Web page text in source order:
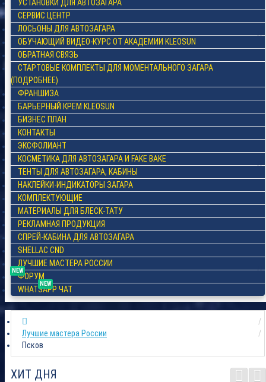
УСТАНОВКИ ДЛЯ АВТОЗАГАРА
СЕРВИС ЦЕНТР
ЛОСЬОНЫ ДЛЯ АВТОЗАГАРА
ОБУЧАЮЩИЙ ВИДЕО-КУРС ОТ АКАДЕМИИ KLEOSUN
ОБРАТНАЯ СВЯЗЬ
СТАРТОВЫЕ КОМПЛЕКТЫ ДЛЯ МОМЕНТАЛЬНОГО ЗАГАРА
(ПОДРОБНЕЕ)
ФРАНШИЗА
БАРЬЕРНЫЙ КРЕМ KLEOSUN
БИЗНЕС ПЛАН
КОНТАКТЫ
ЭКСФОЛИАНТ
КОСМЕТИКА ДЛЯ АВТОЗАГАРА И FAKE BAKE
ТЕНТЫ ДЛЯ АВТОЗАГАРА, КАБИНЫ
НАКЛЕЙКИ-ИНДИКАТОРЫ ЗАГАРА
КОМПЛЕКТУЮЩИЕ
МАТЕРИАЛЫ ДЛЯ БЛЕСК-ТАТУ
РЕКЛАМНАЯ ПРОДУКЦИЯ
СПРЕЙ-КАБИНА ДЛЯ АВТОЗАГАРА
SHELLAC CND
ЛУЧШИЕ МАСТЕРА РОССИИ
NEW
ФОРУМ
NEW
WHATSAPP ЧАТ
Лучшие мастера России
Псков
ХИТ ДНЯ